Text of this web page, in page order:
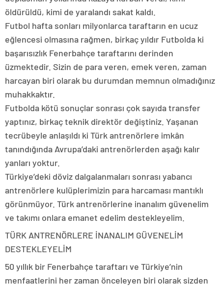
öldürüldü, kimi de yaralandı sakat kaldı.
Futbol hafta sonları milyonlarca taraftarın en ucuz
eğlencesi olmasına rağmen, birkaç yıldır Futbolda ki
başarısızlık Fenerbahçe taraftarını derinden
üzmektedir. Sizin de para veren, emek veren, zaman
harcayan biri olarak bu durumdan memnun olmadığınız
muhakkaktır.
Futbolda kötü sonuçlar sonrası çok sayıda transfer
yaptınız, birkaç teknik direktör değiştiniz. Yaşanan
tecrübeyle anlaşıldı ki Türk antrenörlere imkân
tanındığında Avrupa’daki antrenörlerden aşağı kalır
yanları yoktur.
Türkiye’deki döviz dalgalanmaları sonrası yabancı
antrenörlere kulüplerimizin para harcaması mantıklı
görünmüyor. Türk antrenörlerine inanalım güvenelim
ve takımı onlara emanet edelim destekleyelim.
TÜRK ANTRENÖRLERE İNANALIM GÜVENELİM
DESTEKLEYELİM
50 yıllık bir Fenerbahçe taraftarı ve Türkiye’nin
menfaatlerini her zaman önceleyen biri olarak sizden